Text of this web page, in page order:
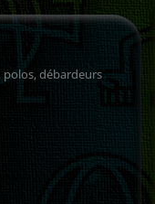
polos, débardeurs